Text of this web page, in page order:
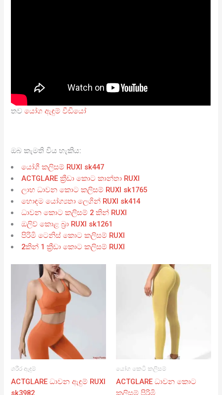
තවයෝග ඇඳුම් වීඩියෝ
ඔබ කැමති විය හැකිය:
යෝගී කලිසම් RUXI sk447
ACTGLARE ක්‍රීඩා කොට කාන්තා RUXI
ලාභ ධාවන කොට කලිසම් RUXI sk1765
හොඳම යෝග්‍යතා ලෙගින් RUXI sk414
ධාවන කොට කලිසම් 2 කින් RUXI
ඔලිව් කොළ බ්‍රා RUXI sk1261
පිරිමි ටෙනිස් කොට කලිසම් RUXI
2කින් 1 ක්‍රීඩා කොට කලිසම් RUXI
ශරීර ඇඳුම්
ACTGLARE ධාවන ඇඳුම් RUXI
sk3982
යෝග කෙටි කලිසම්
ACTGLARE ධාවන කොට
කලිසම් පිරිමි